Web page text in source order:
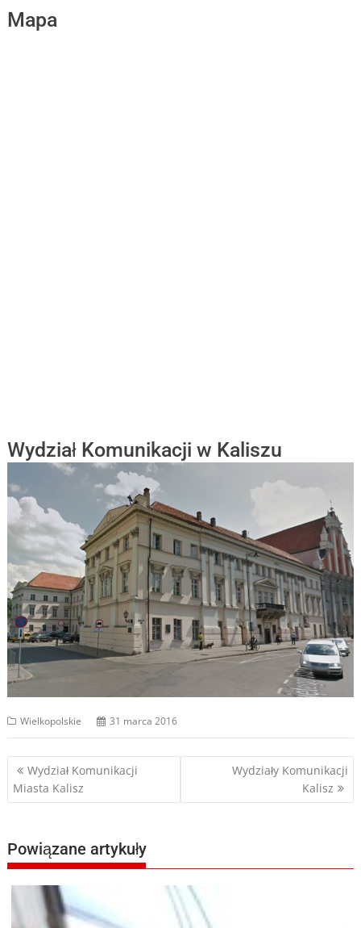
Mapa
Wydział Komunikacji w Kaliszu
Wielkopolskie 31 marca 2016
Nawigacja
wpisu
Wydział Komunikacji
Miasta Kalisz
Wydziały Komunikacji
Kalisz
Powiązane artykuły